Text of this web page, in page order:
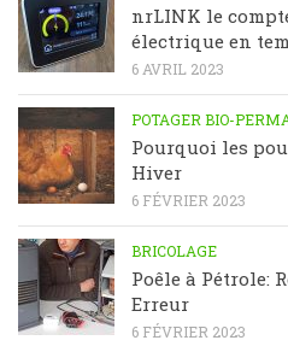
nrLINK le
électrique en
6 AVRIL 2023
POTAGER BIO-
Pourquoi les
Hiver
6 FÉVRIER 2023
BRICOLAGE
Poêle à Pétrole:
Erreur
6 FÉVRIER 2023